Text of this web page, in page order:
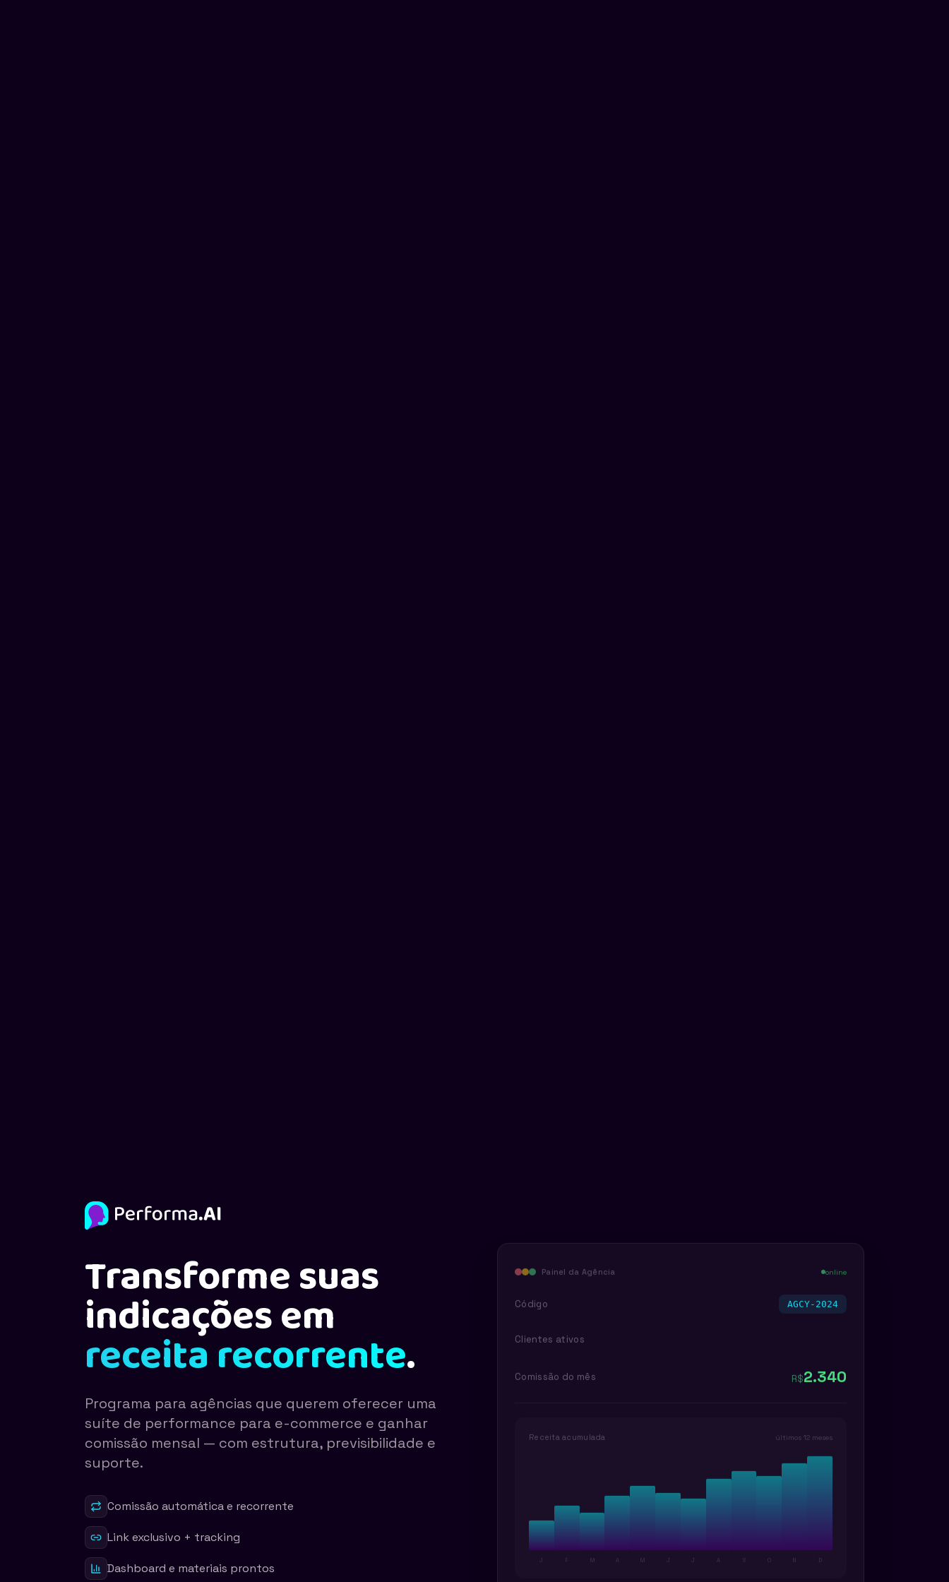
Transforme suas
indicações em
receita recorrente.
Programa para agências que querem oferecer uma
suíte de performance para e-commerce e ganhar
comissão mensal — com estrutura, previsibilidade e
suporte.
Comissão automática e recorrente
Link exclusivo + tracking
Dashboard e materiais prontos
Painel da Agência online
Código AGCY-2024
Clientes ativos
Comissão do mês R$2.340
Receita acumulada últimos 12 meses
J F M A M J J A S O N D